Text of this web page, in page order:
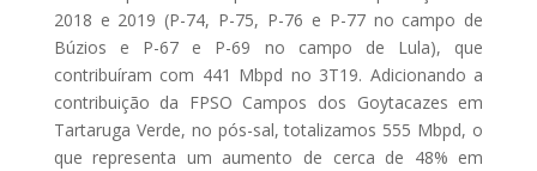
2018 e 2019 (P-74, P-75, P-76 e P-77 no campo de
Búzios e P-67 e P-69 no campo de Lula), que
contribuíram com 441 Mbpd no 3T19. Adicionando a
contribuição da FPSO Campos dos Goytacazes em
Tartaruga Verde, no pós-sal, totalizamos 555 Mbpd, o
que representa um aumento de cerca de 48% em